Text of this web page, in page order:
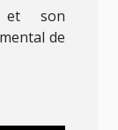
et son
de